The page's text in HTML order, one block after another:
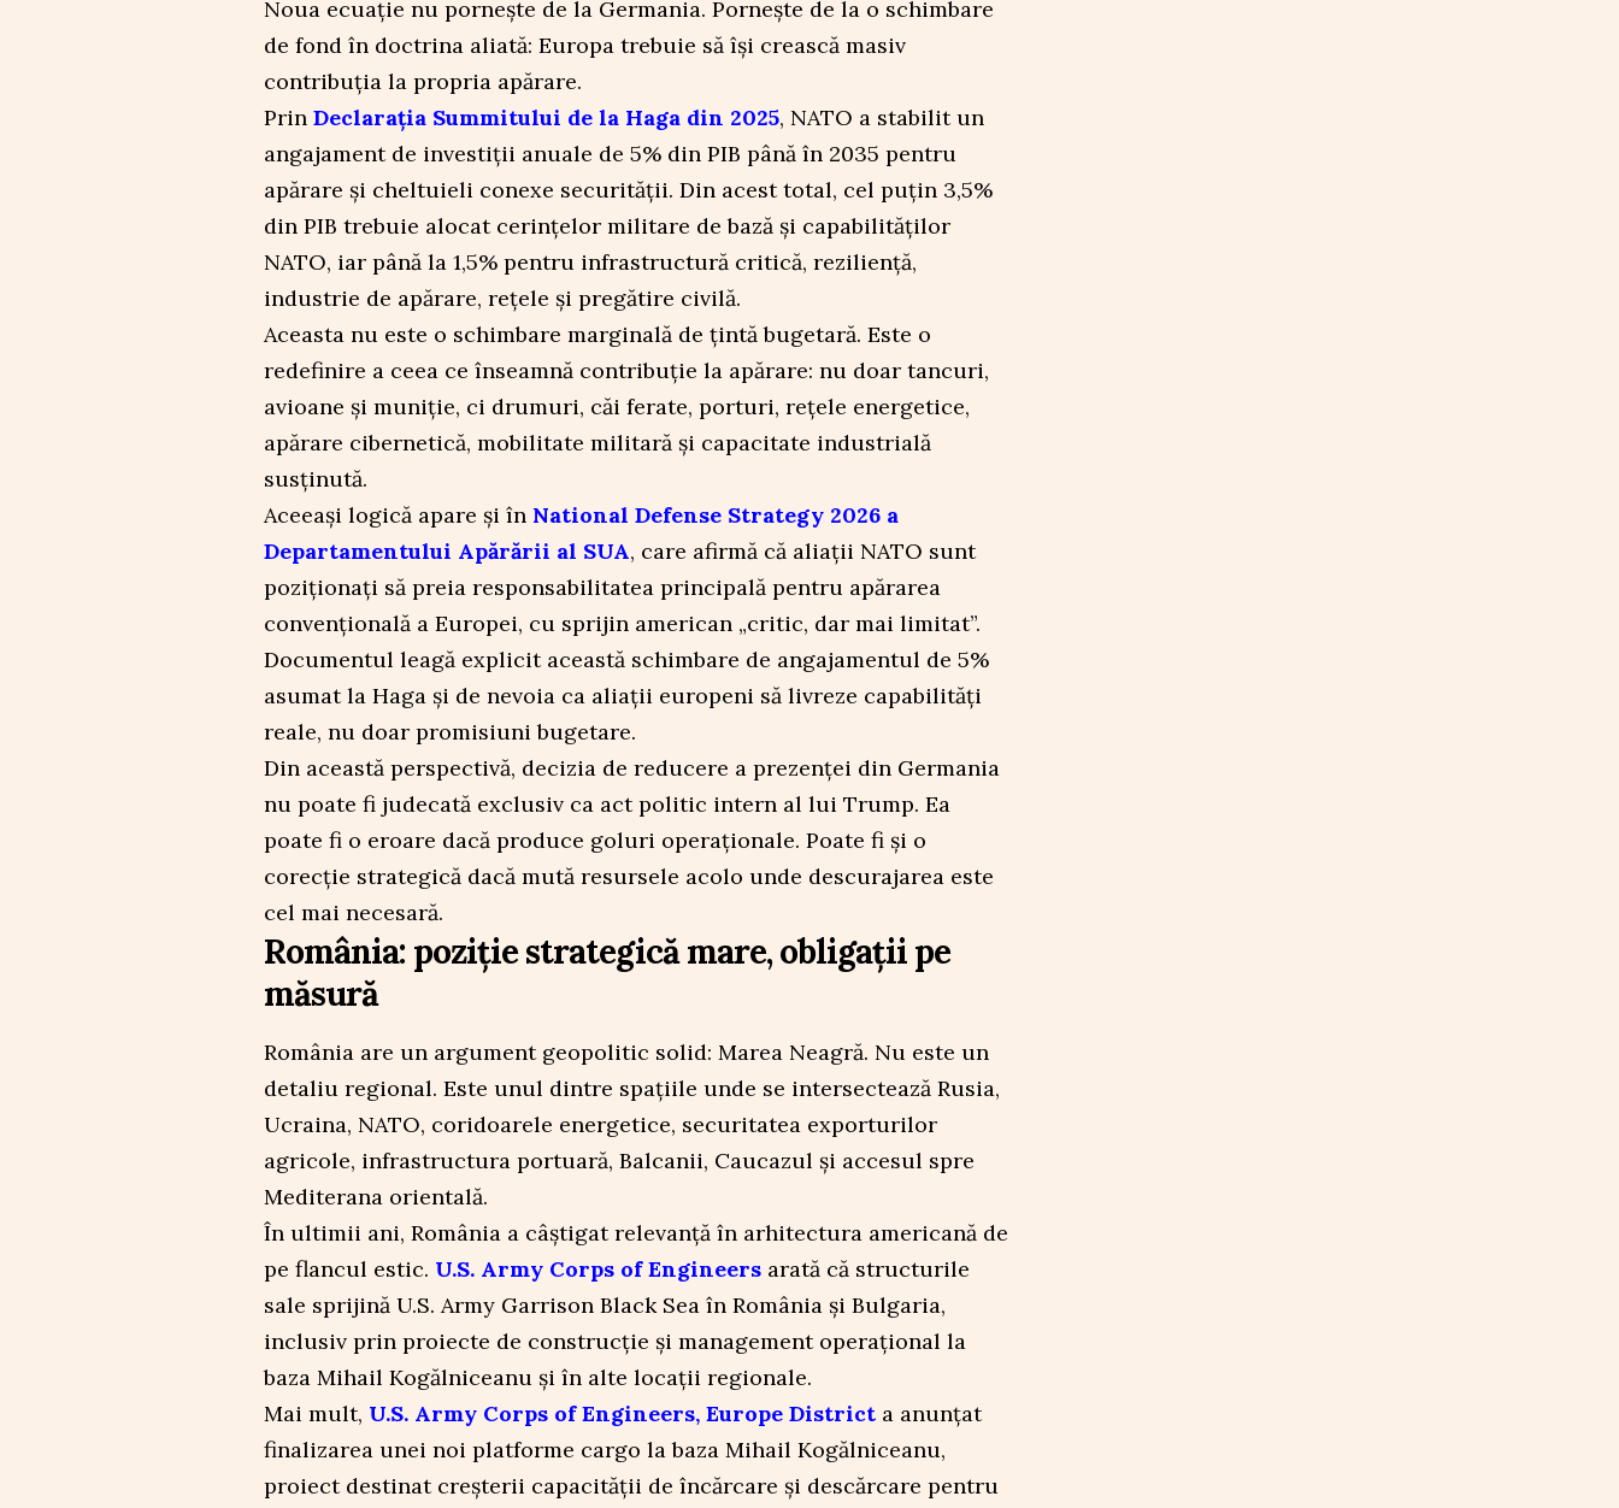
Noua ecuație nu pornește de la Germania. Pornește de la o schimbare
de fond în doctrina aliată: Europa trebuie să își crească masiv
contribuția la propria apărare.
Prin Declarația Summitului de la Haga din 2025, NATO a stabilit un
angajament de investiții anuale de 5% din PIB până în 2035 pentru
apărare și cheltuieli conexe securității. Din acest total, cel puțin 3,5%
din PIB trebuie alocat cerințelor militare de bază și capabilităților
NATO, iar până la 1,5% pentru infrastructură critică, reziliență,
industrie de apărare, rețele și pregătire civilă.
Aceasta nu este o schimbare marginală de țintă bugetară. Este o
redefinire a ceea ce înseamnă contribuție la apărare: nu doar tancuri,
avioane și muniție, ci drumuri, căi ferate, porturi, rețele energetice,
apărare cibernetică, mobilitate militară și capacitate industrială
susținută.
Aceeași logică apare și în National Defense Strategy 2026 a
Departamentului Apărării al SUA, care afirmă că aliații NATO sunt
poziționați să preia responsabilitatea principală pentru apărarea
convențională a Europei, cu sprijin american „critic, dar mai limitat”.
Documentul leagă explicit această schimbare de angajamentul de 5%
asumat la Haga și de nevoia ca aliații europeni să livreze capabilități
reale, nu doar promisiuni bugetare.
Din această perspectivă, decizia de reducere a prezenței din Germania
nu poate fi judecată exclusiv ca act politic intern al lui Trump. Ea
poate fi o eroare dacă produce goluri operaționale. Poate fi și o
corecție strategică dacă mută resursele acolo unde descurajarea este
cel mai necesară.
România: poziție strategică mare, obligații pe
măsură
România are un argument geopolitic solid: Marea Neagră. Nu este un
detaliu regional. Este unul dintre spațiile unde se intersectează Rusia,
Ucraina, NATO, coridoarele energetice, securitatea exporturilor
agricole, infrastructura portuară, Balcanii, Caucazul și accesul spre
Mediterana orientală.
În ultimii ani, România a câștigat relevanță în arhitectura americană de
pe flancul estic. U.S. Army Corps of Engineersarată că structurile
sale sprijină U.S. Army Garrison Black Sea în România și Bulgaria,
inclusiv prin proiecte de construcție și management operațional la
baza Mihail Kogălniceanu și în alte locații regionale.
Mai mult, U.S. Army Corps of Engineers, Europe Districta anunțat
finalizarea unei noi platforme cargo la baza Mihail Kogălniceanu,
proiect destinat creșterii capacității de încărcare și descărcare pentru